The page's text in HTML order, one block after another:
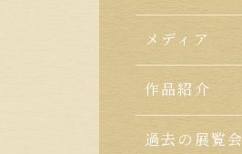
メディア
作品紹介
過去の展覧会